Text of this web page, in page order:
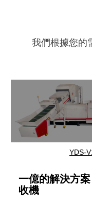
查無資訊，請確認
我們根據您的
YDS-
一億的解決方
收機